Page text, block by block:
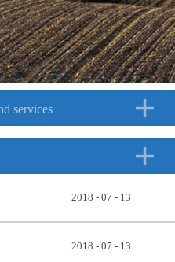
services
2018 - 07 - 13
2018 - 07 - 13